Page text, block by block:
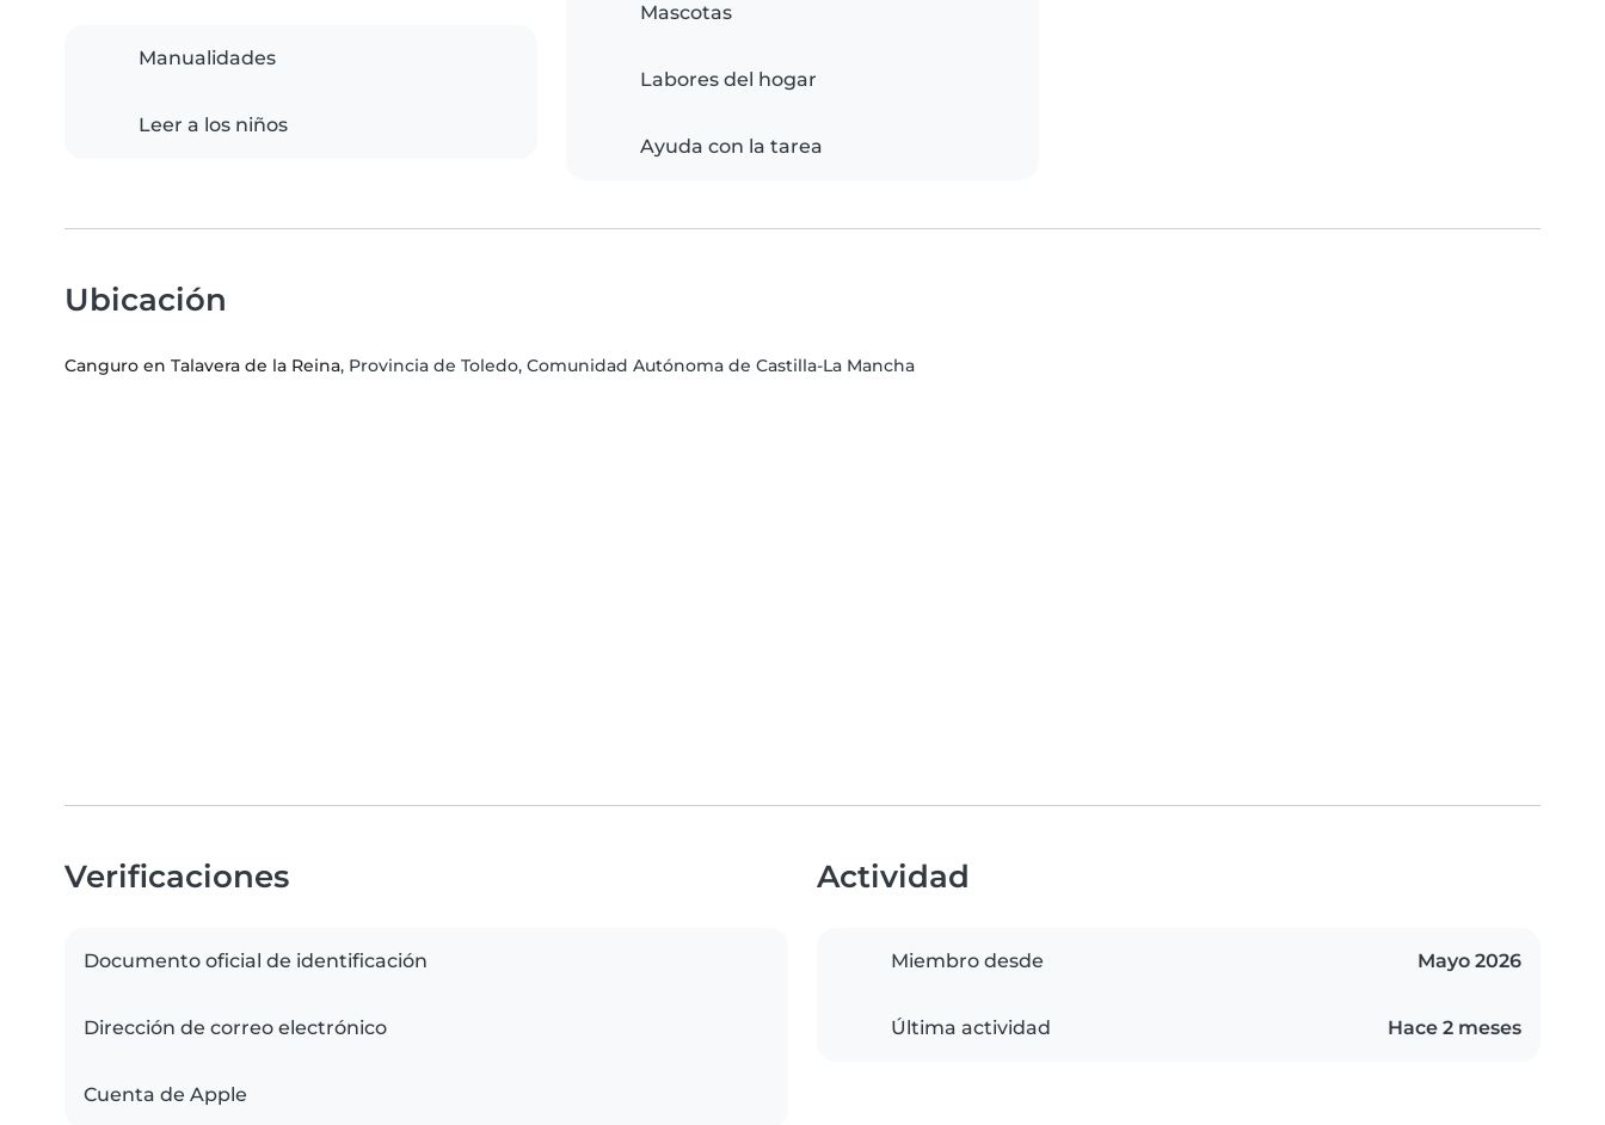
Manualidades
Leer a los niños
Mascotas
Labores del hogar
Ayuda con la tarea
Ubicación
Canguro en Talavera de la Reina, Provincia de Toledo, Comunidad Autónoma de Castilla-La Mancha
Verificaciones
Documento oficial de identificación
Dirección de correo electrónico
Cuenta de Apple
Actividad
Miembro desde Mayo 2026
Última actividad Hace 2 meses